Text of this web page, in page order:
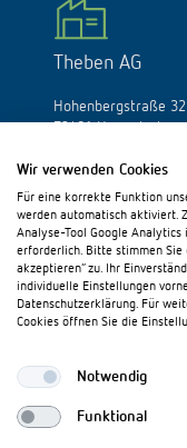
Theben AG
Hohenbergstraße 32
Fax: +49 (0)74 74/
E-Mail:
Wir verwenden Cookies
Für eine korrekte Funktion
werden automatisch aktiviert.
Analyse-Tool Google
erforderlich. Bitte stimmen Sie
akzeptieren“ zu. Ihr
individuelle Einstellungen
Datenschutzerklärung. Für
Cookies öffnen Sie die
Notwendig
Funktional